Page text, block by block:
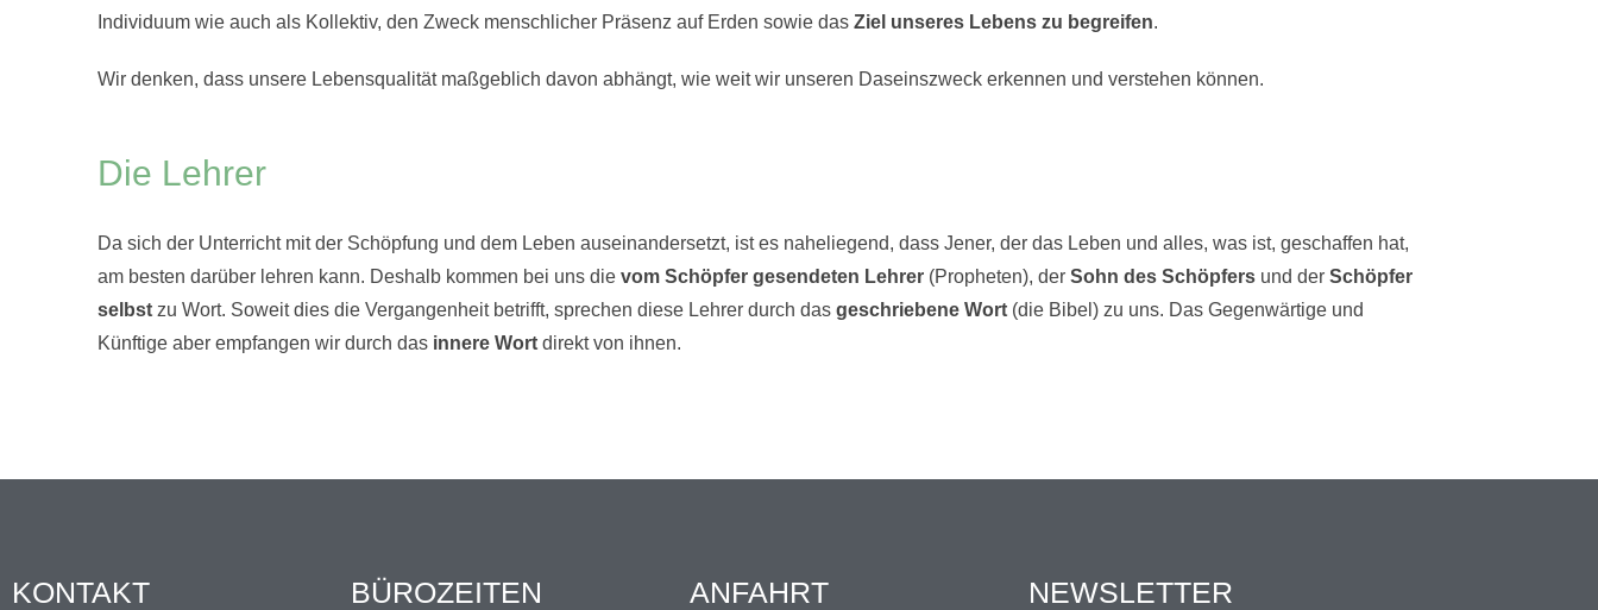
Individuum wie auch als Kollektiv, den Zweck menschlicher Präsenz auf Erden sowie das Ziel unseres Lebens zu begreifen.
Wir denken, dass unsere Lebensqualität maßgeblich davon abhängt, wie weit wir unseren Daseinszweck erkennen und verstehen können.
Die Lehrer
Da sich der Unterricht mit der Schöpfung und dem Leben auseinandersetzt, ist es naheliegend, dass Jener, der das Leben und alles, was ist, geschaffen hat,
am besten darüber lehren kann. Deshalb kommen bei uns die vom Schöpfer gesendeten Lehrer (Propheten), der Sohn des Schöpfers und der Schöpfer
selbst zu Wort. Soweit dies die Vergangenheit betrifft, sprechen diese Lehrer durch das geschriebene Wort (die Bibel) zu uns. Das Gegenwärtige und
Künftige aber empfangen wir durch das innere Wort direkt von ihnen.
KONTAKT BÜROZEITEN ANFAHRT NEWSLETTER